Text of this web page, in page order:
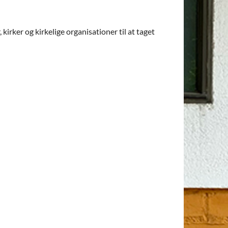
og kirkelige organisationer til at taget